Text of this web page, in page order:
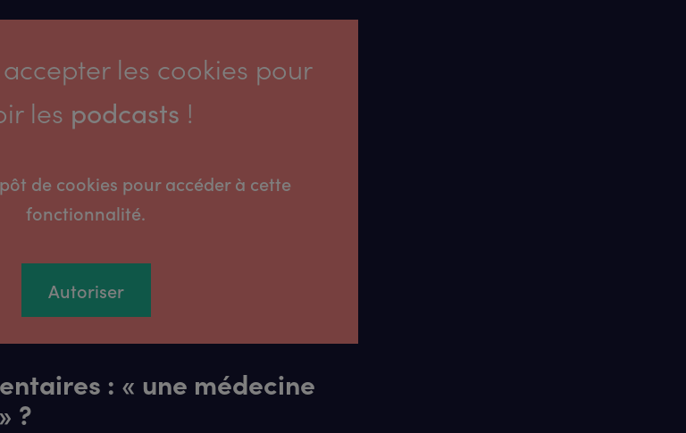
les cookies pour
les podcasts !
de cookies pour accéder à cette
fonctionnalité.
Autoriser
: « une médecine
?